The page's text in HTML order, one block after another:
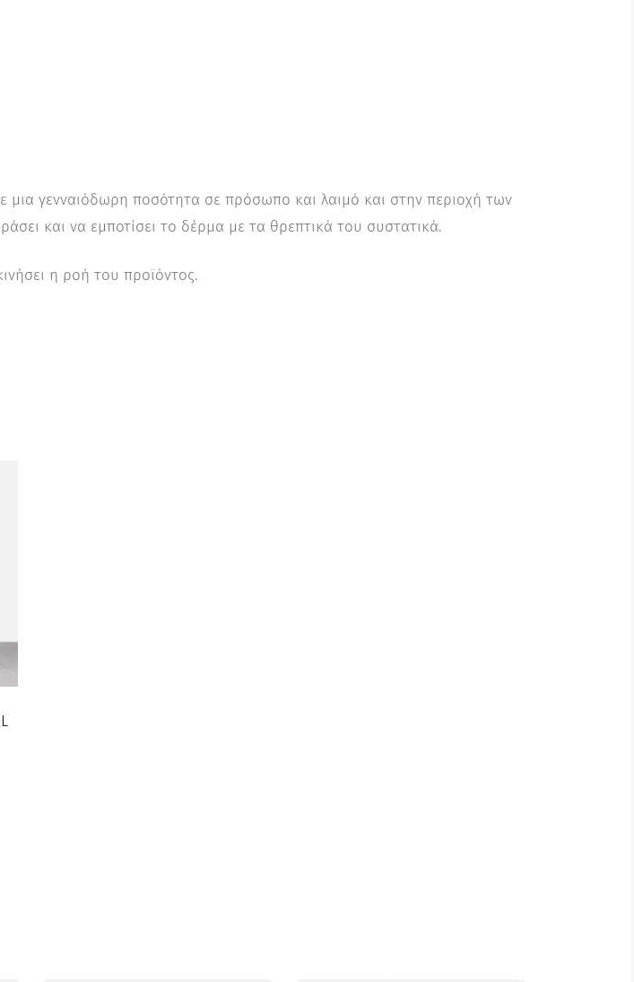
γενναιόδωρη ποσότητα σε πρόσωπο και λαιμό και στην περιοχή των
και να εμποτίσει το δέρμα με τα θρεπτικά του συστατικά.
η ροή του προϊόντος.